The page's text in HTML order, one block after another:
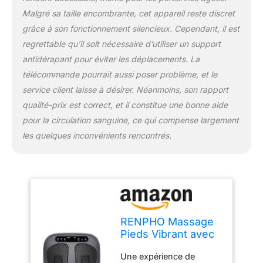
séance de massage
apaisante. Facile à
modifier et à utiliser. Il est
doté d'un panneau
tactile à DEL qui vous
permet de régler les
mains ou vos orteils
pendant le massage. Ce
masseur de pieds est
également équipé d'une
problème et convient à
toutes les tailles. Les
pédales amovibles et
lavables permettent un
nettoyage facile. Elles
d'une grande surface de
Malgré sa taille encombrante, cet appareil reste discret
grâce à son fonctionnement silencieux. Cependant, il est
regrettable qu’il soit nécessaire d’utiliser un support
antidérapant pour éviter les déplacements. La
télécommande pourrait aussi poser problème, et le
service client laisse à désirer. Néanmoins, son rapport
qualité-prix est correct, et il constitue une bonne aide
pour la circulation sanguine, ce qui compense largement
les quelques inconvénients rencontrés.
RENPHO Massage
Pieds Vibrant avec
vibration et
Une expérience de